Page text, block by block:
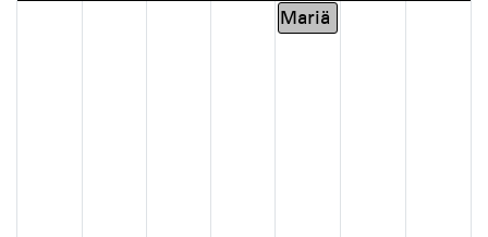
Mariä Himmelfahrt